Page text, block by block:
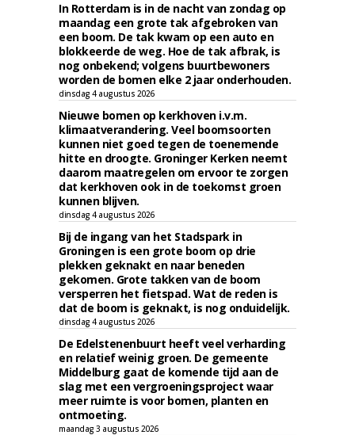
In Rotterdam is in de nacht van zondag op
maandag een grote tak afgebroken van
een boom. De tak kwam op een auto en
blokkeerde de weg. Hoe de tak afbrak, is
nog onbekend; volgens buurtbewoners
worden de bomen elke 2 jaar onderhouden.
dinsdag 4 augustus 2026
Nieuwe bomen op kerkhoven i.v.m.
klimaatverandering. Veel boomsoorten
kunnen niet goed tegen de toenemende
hitte en droogte. Groninger Kerken neemt
daarom maatregelen om ervoor te zorgen
dat kerkhoven ook in de toekomst groen
kunnen blijven.
dinsdag 4 augustus 2026
Bij de ingang van het Stadspark in
Groningen is een grote boom op drie
plekken geknakt en naar beneden
gekomen. Grote takken van de boom
versperren het fietspad. Wat de reden is
dat de boom is geknakt, is nog onduidelijk.
dinsdag 4 augustus 2026
De Edelstenenbuurt heeft veel verharding
en relatief weinig groen. De gemeente
Middelburg gaat de komende tijd aan de
slag met een vergroeningsproject waar
meer ruimte is voor bomen, planten en
ontmoeting.
maandag 3 augustus 2026